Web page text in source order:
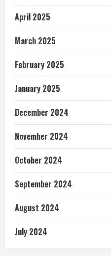
April 2025
March 2025
February 2025
January 2025
December 2024
November 2024
October 2024
September 2024
August 2024
July 2024